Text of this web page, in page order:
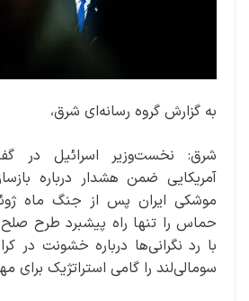
به گزارش گروه رسانه‌ای شرق،
شرق: نخست‌وزیر اسرائیل در
آمریکایی ضمن هشدار درباره
موشکی ایران پس از جنگ ماه
حماس را تنها راه پیشبرد طرح
با رد نگرانی‌ها درباره خشونت در
سومالی‌لند را گامی استراتژیک برای